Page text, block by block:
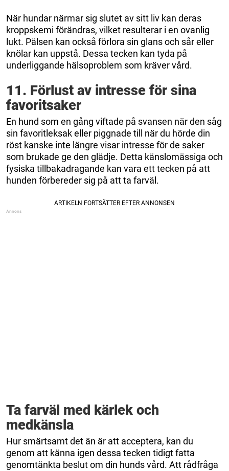
När hundar närmar sig slutet av sitt liv kan deras
kroppskemi förändras, vilket resulterar i en ovanlig
lukt. Pälsen kan också förlora sin glans och sår eller
knölar kan uppstå. Dessa tecken kan tyda på
underliggande hälsoproblem som kräver vård.
11. Förlust av intresse för sina
favoritsaker
En hund som en gång viftade på svansen när den såg
sin favoritleksak eller piggnade till när du hörde din
röst kanske inte längre visar intresse för de saker
som brukade ge den glädje. Detta känslomässiga och
fysiska tillbakadragande kan vara ett tecken på att
hunden förbereder sig på att ta farväl.
Ta farväl med kärlek och
medkänsla
Hur smärtsamt det än är att acceptera, kan du
genom att känna igen dessa tecken tidigt fatta
genomtänkta beslut om din hunds vård. Att rådfråga